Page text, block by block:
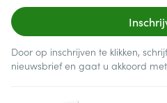
Door op inschrijven te klikken,
nieuwsbrief en gaat u akkoord